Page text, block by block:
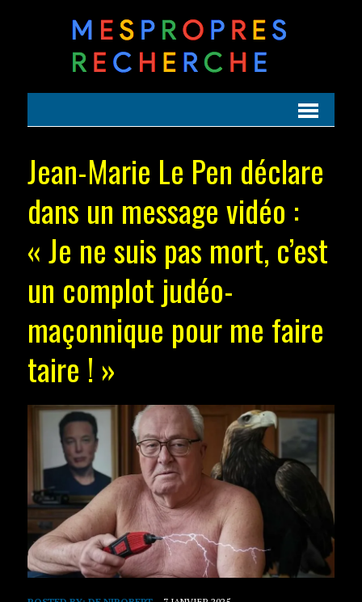
Jean-Marie Le Pen déclare
dans un message vidéo :
« Je ne suis pas mort, c’est
un complot judéo-
maçonnique pour me faire
taire ! »